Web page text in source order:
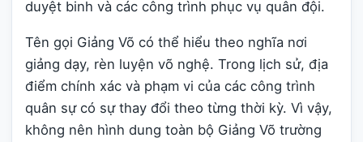
duyệt binh và các công trình phục vụ quân đội.
Tên gọi Giảng Võ có thể hiểu theo nghĩa nơi
giảng dạy, rèn luyện võ nghệ. Trong lịch sử, địa
điểm chính xác và phạm vi của các công trình
quân sự có sự thay đổi theo từng thời kỳ. Vì vậy,
không nên hình dung toàn bộ Giảng Võ trường